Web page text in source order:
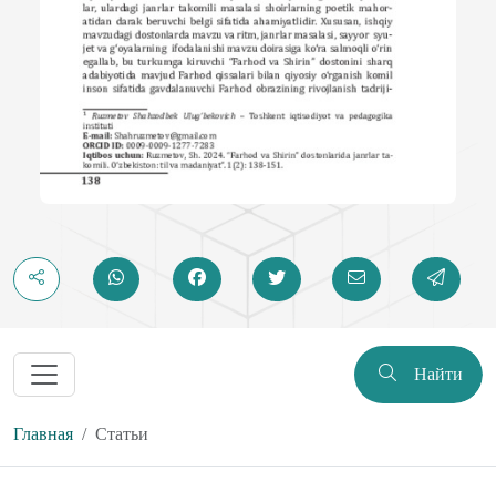
Найти
Главная Статьи